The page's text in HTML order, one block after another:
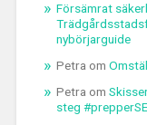
Försämrat
nybörjarguide
Petra om
Petra om
steg #prepperSE